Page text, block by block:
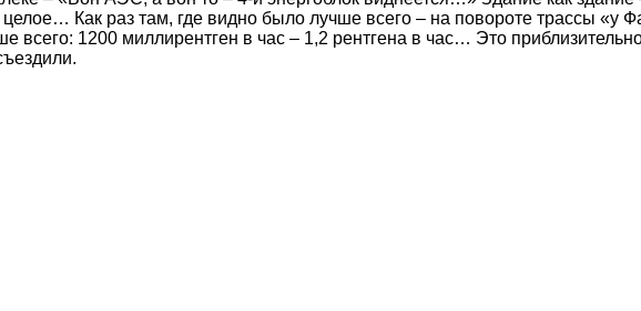
целое… Как раз там, где видно было лучше всего – на повороте трассы «у
1200 миллирентген в час – 1,2 рентгена в час… Это